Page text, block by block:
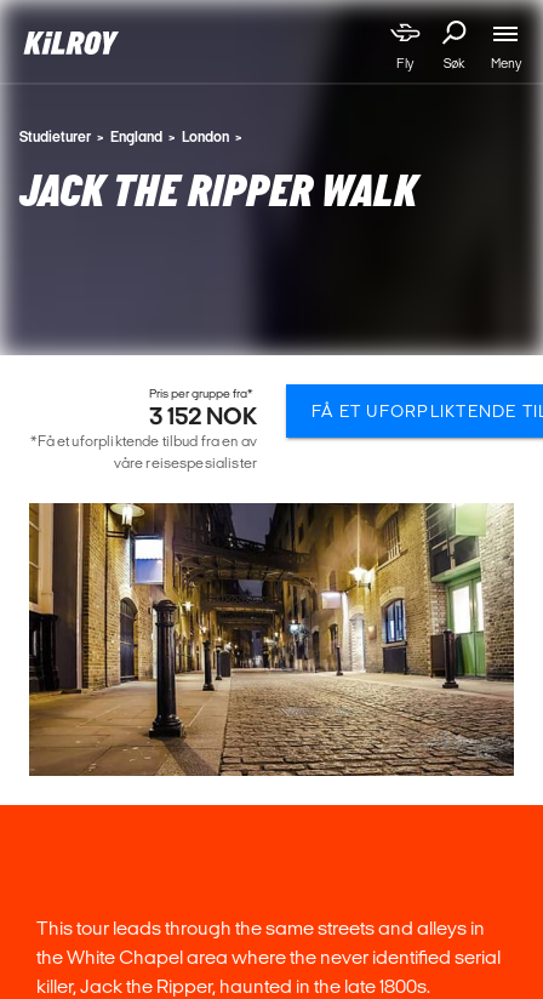
Fly Søk Meny
Studieturer England London
JACK THE RIPPER WALK
This tour leads through the same streets and alleys in
the White Chapel area where the never identified serial
killer, Jack the Ripper, haunted in the late 1800s.
Pris per gruppe fra*
3 152 NOK
*Få et uforpliktende tilbud fra en av
våre reisespesialister
FÅ ET UFORPLIKTENDE